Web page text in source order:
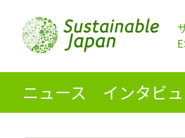
ニュース インタビ